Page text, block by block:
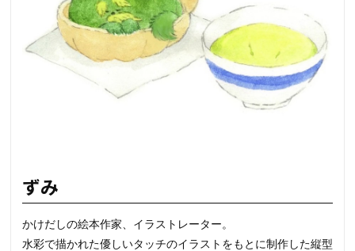
ずみ
かけだしの絵本作家、イラストレーター。
水彩で描かれた優しいタッチのイラストをもとに制作した縦型